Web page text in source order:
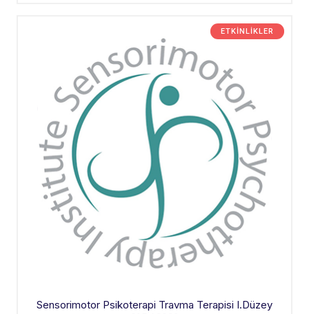
ETKINLIKLER
Sensorimotor Psikoterapi Travma Terapisi I.Düzey